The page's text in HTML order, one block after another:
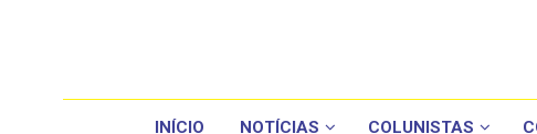
INÍCIO NOTÍCIAS COLUNISTAS